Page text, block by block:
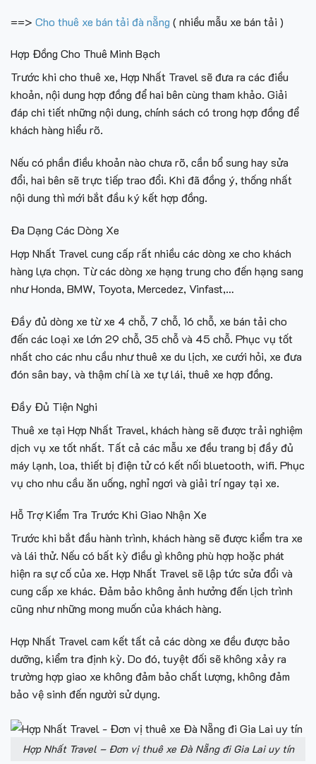
==> Cho thuê xe bán tải đà nẵng ( nhiều mẫu xe bán tải )
Hợp Đồng Cho Thuê Minh Bạch
Trước khi cho thuê xe, Hợp Nhất Travel sẽ đưa ra các điều
khoản, nội dung hợp đồng để hai bên cùng tham khảo. Giải
đáp chi tiết những nội dung, chính sách có trong hợp đồng để
khách hàng hiểu rõ.
Nếu có phần điều khoản nào chưa rõ, cần bổ sung hay sửa
đổi, hai bên sẽ trực tiếp trao đổi. Khi đã đồng ý, thống nhất
nội dung thì mới bắt đầu ký kết hợp đồng.
Đa Dạng Các Dòng Xe
Hợp Nhất Travel cung cấp rất nhiều các dòng xe cho khách
hàng lựa chọn. Từ các dòng xe hạng trung cho đến hạng sang
như Honda, BMW, Toyota, Mercedez, Vinfast,…
Đầy đủ dòng xe từ xe 4 chỗ, 7 chỗ, 16 chỗ, xe bán tải cho
đến các loại xe lớn 29 chỗ, 35 chỗ và 45 chỗ. Phục vụ tốt
nhất cho các nhu cầu như thuê xe du lịch, xe cưới hỏi, xe đưa
đón sân bay, và thậm chí là xe tự lái, thuê xe hợp đồng.
Đầy Đủ Tiện Nghi
Thuê xe tại Hợp Nhất Travel, khách hàng sẽ được trải nghiệm
dịch vụ xe tốt nhất. Tất cả các mẫu xe đều trang bị đầy đủ
máy lạnh, loa, thiết bị điện tử có kết nối bluetooth, wifi. Phục
vụ cho nhu cầu ăn uống, nghỉ ngơi và giải trí ngay tại xe.
Hỗ Trợ Kiểm Tra Trước Khi Giao Nhận Xe
Trước khi bắt đầu hành trình, khách hàng sẽ được kiểm tra xe
và lái thử. Nếu có bất kỳ điều gì không phù hợp hoặc phát
hiện ra sự cố của xe. Hợp Nhất Travel sẽ lập tức sửa đổi và
cung cấp xe khác. Đảm bảo không ảnh hưởng đến lịch trình
cũng như những mong muốn của khách hàng.
Hợp Nhất Travel cam kết tất cả các dòng xe đều được bảo
dưỡng, kiểm tra định kỳ. Do đó, tuyệt đối sẽ không xảy ra
trường hợp giao xe không đảm bảo chất lượng, không đảm
bảo vệ sinh đến người sử dụng.
Hợp Nhất Travel – Đơn vị thuê xe Đà Nẵng đi Gia Lai uy tín